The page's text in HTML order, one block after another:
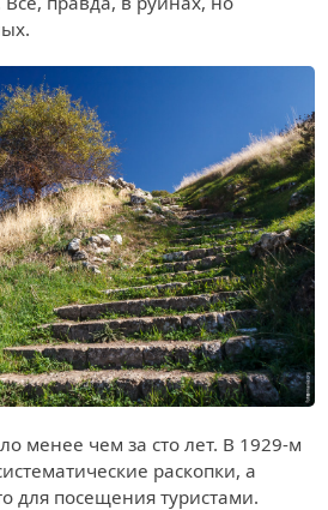
менее чем за сто лет. В 1929-м
раскопки, а
для посещения туристами.